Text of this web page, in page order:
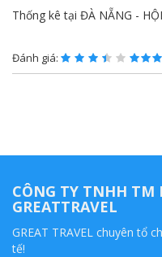
Thống kê tại ĐÀ NẴNG -
Đánh giá:
CÔNG TY TNHH TM
GREATTRAVEL
GREAT TRAVEL chuyên tổ
tế!